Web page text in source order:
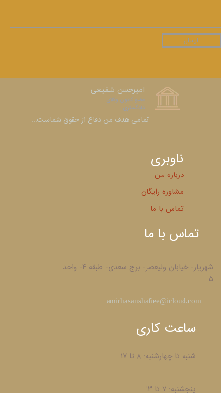
ارسال
امیرحسن شفیعی
عضو کانون وکلای
دادگستری​​​​​​​
​​​​​​​تمامی هدف من دفاع از حقوق شماست...
ناوبری
درباره من
مشاوره رایگان
تماس با ما
تماس با ما
شهریار- خیابان ولیعصر- برج سعدی- طبقه ۴- واحد
۵
​amirhasanshafiee@icloud.com
ساعت کاری
شنبه تا چهارشنبه: ۸ تا ۱۷
پنجشنبه: ۷ تا ۱۳